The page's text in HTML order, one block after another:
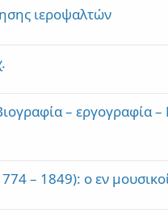
ιεροψαλτών
– εργογραφία
– 1849): ο εν